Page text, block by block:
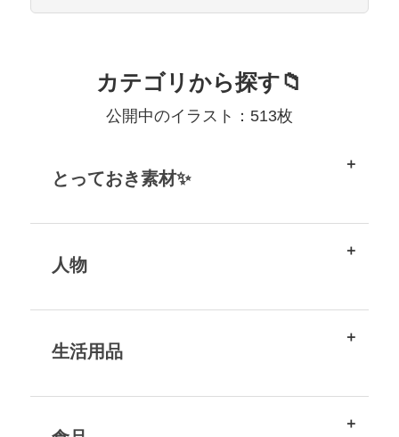
カテゴリから探す📁
公開中のイラスト：513枚
とっておき素材✨
人物
生活用品